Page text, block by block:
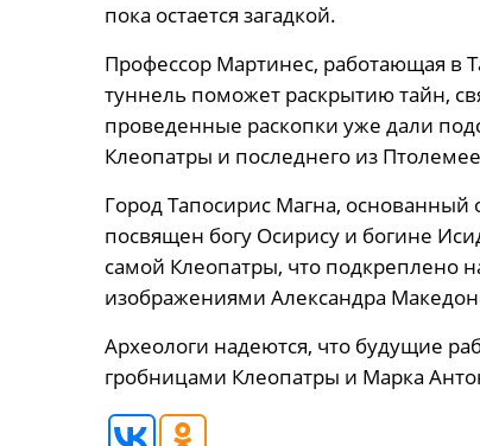
пока остается загадкой.
Профессор Мартинес, работающая в
туннель поможет раскрытию тайн,
проведенные раскопки уже дали
Клеопатры и последнего из
Город Тапосирис Магна,
посвящен богу Осирису и богине
самой Клеопатры, что подкреплено
изображениями Александра
Археологи надеются, что будущие
гробницами Клеопатры и Марка